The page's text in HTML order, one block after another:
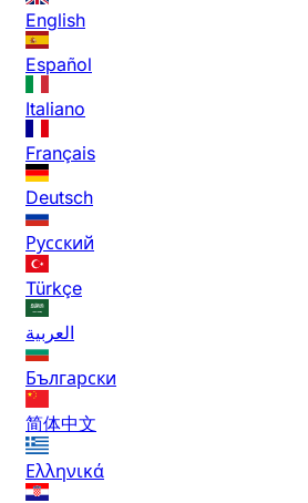
English
Español
Italiano
Français
Deutsch
Русский
Türkçe
العربية
Български
简体中文
Ελληνικά